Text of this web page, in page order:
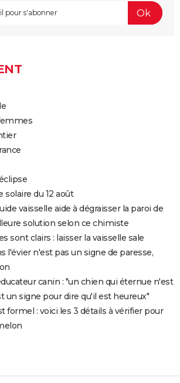
solaire du 12 août
vaisselle aide à dégraisser la paroi de
solution selon ce chimiste
sont clairs : laisser la vaisselle sale
l'évier n'est pas un signe de paresse,
canin : "un chien qui éternue n'est
un signe pour dire qu'il est heureux"
formel : voici les 3 détails à vérifier pour